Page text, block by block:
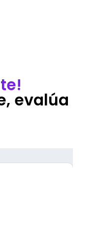
evalúa